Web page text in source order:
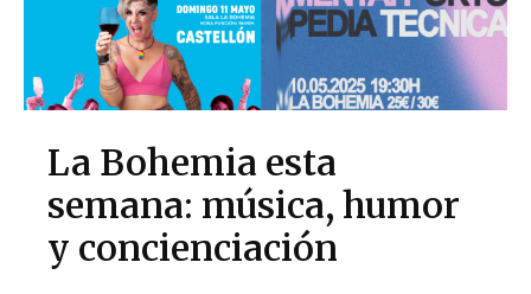
La Bohemia esta
semana: música, humor
y concienciación